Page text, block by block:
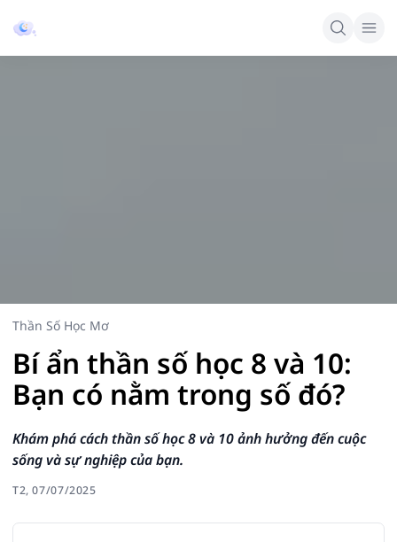
Thần Số Học Mơ
Bí ẩn thần số học 8 và 10:
Bạn có nằm trong số đó?
Khám phá cách thần số học 8 và 10 ảnh hưởng đến cuộc
sống và sự nghiệp của bạn.
T2, 07/07/2025